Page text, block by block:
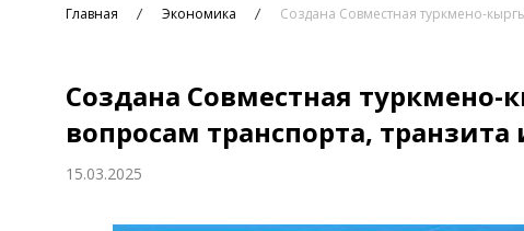
Главная Экономика Создана Совместная туркмено-
Создана Совместная
вопросам транспорта, транзита
15.03.2025